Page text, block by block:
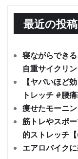
最近の投稿
寝ながらでき
自重サイクリ
【ヤバいほど
トレッチ #腰
痩せたモーニ
筋トレやスポ
的ストレッチ【
エアロバイク